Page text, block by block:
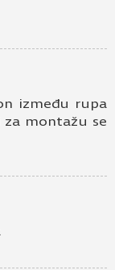
između rupa
montažu se